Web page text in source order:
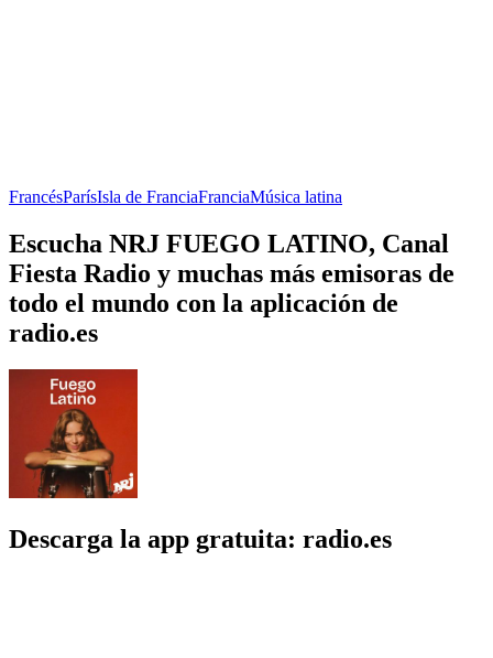
FrancésParísIsla de FranciaFranciaMúsica latina
Escucha NRJ FUEGO LATINO, Canal
Fiesta Radio y muchas más emisoras de
todo el mundo con la aplicación de
radio.es
Descarga la app gratuita: radio.es